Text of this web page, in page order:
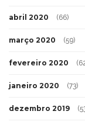
abril 2020 (66)
março 2020 (59)
fevereiro 2020
janeiro 2020 (73)
dezembro 2019